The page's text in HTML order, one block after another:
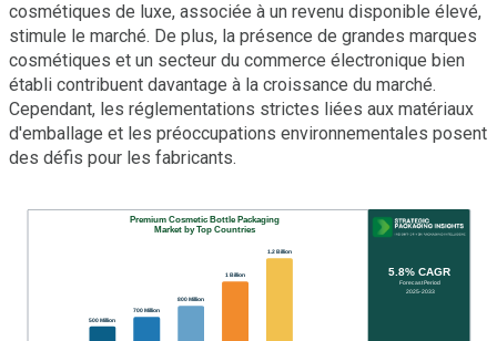
cosmétiques de luxe, associée à un revenu disponible élevé,
stimule le marché. De plus, la présence de grandes marques
cosmétiques et un secteur du commerce électronique bien
établi contribuent davantage à la croissance du marché.
Cependant, les réglementations strictes liées aux matériaux
d'emballage et les préoccupations environnementales posent
des défis pour les fabricants.